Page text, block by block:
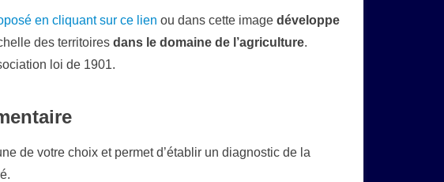
en cliquant sur ce lien ou dans cette image développe
des territoires dans le domaine de l’agriculture.
loi de 1901.
de votre choix et permet d’établir un diagnostic de la